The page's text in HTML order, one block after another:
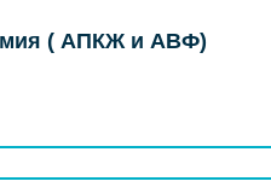
( АПКЖ и АВФ)